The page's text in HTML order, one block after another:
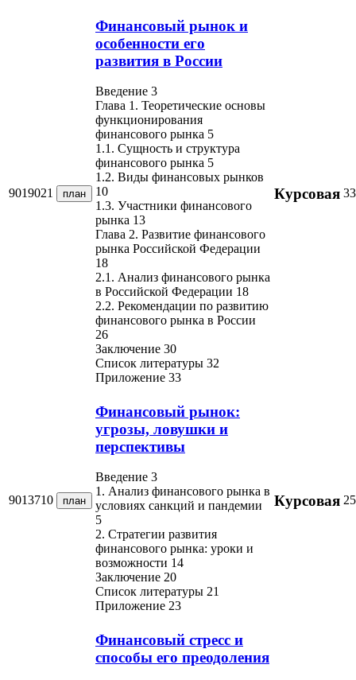
9019021 план
Финансовый рынок и
особенности его
развития в России
Введение 3
Глава 1. Теоретические основы
функционирования
финансового рынка 5
1.1. Сущность и структура
финансового рынка 5
1.2. Виды финансовых рынков
10
1.3. Участники финансового
рынка 13
Глава 2. Развитие финансового
рынка Российской Федерации
18
2.1. Анализ финансового рынка
в Российской Федерации 18
2.2. Рекомендации по развитию
финансового рынка в России
26
Заключение 30
Список литературы 32
Приложение 33
Курсовая 33
9013710 план
Финансовый рынок:
угрозы, ловушки и
перспективы
Введение 3
1. Анализ финансового рынка в
условиях санкций и пандемии
5
2. Стратегии развития
финансового рынка: уроки и
возможности 14
Заключение 20
Список литературы 21
Приложение 23
Курсовая 25
Финансовый стресс и
способы его преодоления